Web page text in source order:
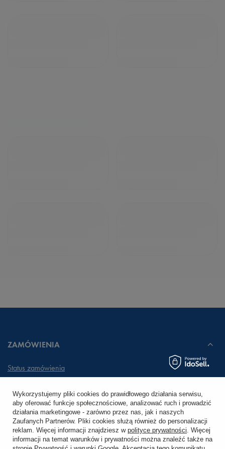
ZAMÓWIENIA
Status zamówienia
Chcę zareklamować produkt
Chcę zwrócić produkt
Wykorzystujemy pliki cookies do prawidłowego działania serwisu,
aby oferować funkcje społecznościowe, analizować ruch i prowadzić
działania marketingowe - zarówno przez nas, jak i naszych
Zaufanych Partnerów. Pliki cookies służą również do personalizacji
reklam. Więcej informacji znajdziesz w polityce prywatności. Więcej
informacji na temat warunków i prywatności można znaleźć także na